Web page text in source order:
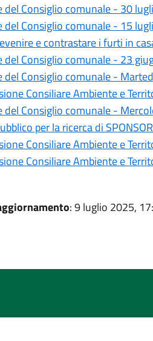
del Consiglio comunale - 30
del Consiglio comunale - 15
e contrastare i furti in
del Consiglio comunale - 23
del Consiglio comunale -
Consiliare Ambiente e
del Consiglio comunale -
per la ricerca di
Consiliare Ambiente e
Consiliare Ambiente e
: 9 luglio 2025,